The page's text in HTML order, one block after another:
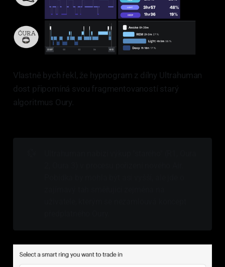
Vlastně bych řekl, že hypnogram z dílny Ultrahuman
dost připomíná svou fragmentovaností starý
algoritmus Oury.